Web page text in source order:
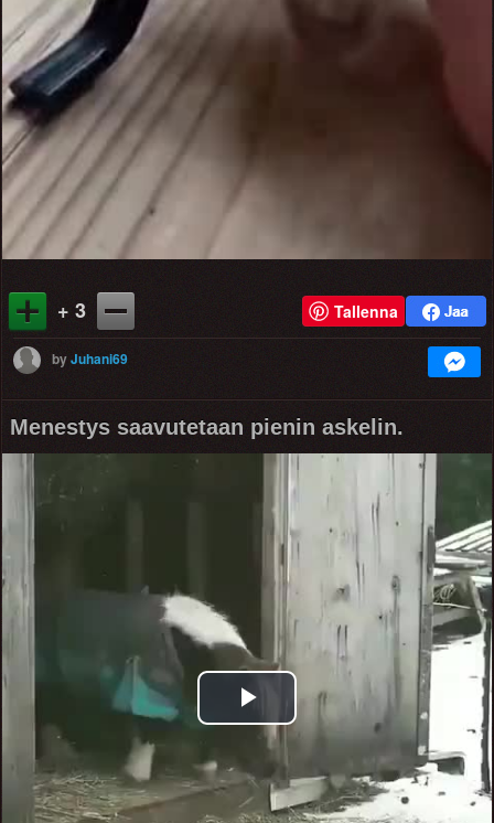
+ 3 Tallenna
byJuhani69
Menestys saavutetaan pienin askelin.
Play
Video